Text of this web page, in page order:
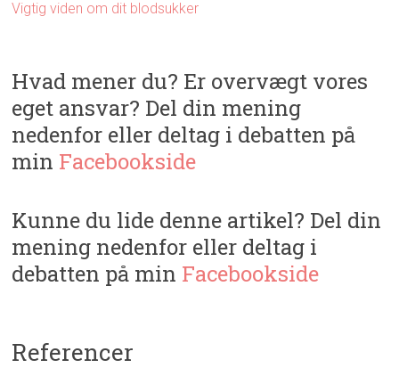
Vigtig viden om dit blodsukker
Hvad mener du? Er overvægt vores
eget ansvar? Del din mening
nedenfor eller deltag i debatten på
min Facebookside
Kunne du lide denne artikel? Del din
mening nedenfor eller deltag i
debatten på min Facebookside
Referencer